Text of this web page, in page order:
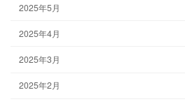
2025年5月
2025年4月
2025年3月
2025年2月